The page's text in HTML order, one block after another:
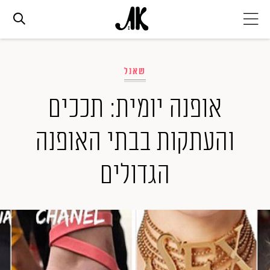
אופנה
ביוטי
סלבס
ערוצים נוספים
המגזין
שאנל
אופנה יומית: תככים
והעתקות בבתי האופנה
הגדולים